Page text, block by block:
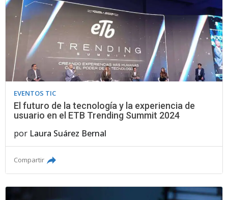
EVENTOS TIC
El futuro de la tecnología y la experiencia de
usuario en el ETB Trending Summit 2024
por Laura Suárez Bernal
Compartir